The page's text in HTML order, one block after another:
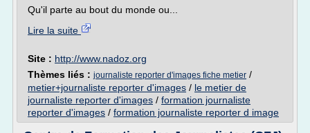
Qu'il parte au bout du monde ou...
Lire la suite
Site : http://www.nadoz.org
Thèmes liés : journaliste reporter d'images fiche metier /
metier+journaliste reporter d'images / le metier de
journaliste reporter d'images / formation journaliste
reporter d'images / formation journaliste reporter d image